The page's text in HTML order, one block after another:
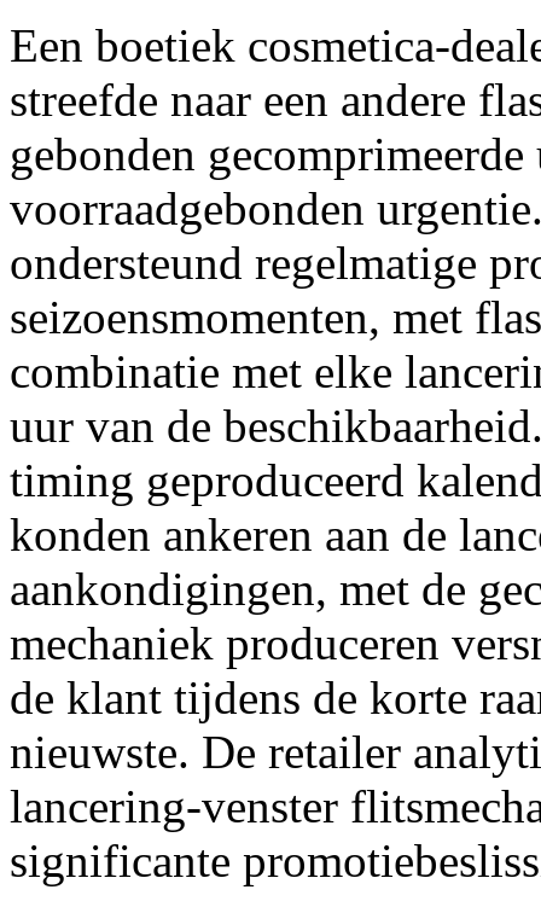
Een boetiek cosmetica-
streefde naar een andere
gebonden
voorraadgebonden
ondersteund regelmatige
seizoensmomenten, met
combinatie met elke
uur van de
timing geproduceerd
konden ankeren aan de
aankondigingen, met de
mechaniek produceren
de klant tijdens de korte
nieuwste. De retailer
lancering-venster
significante